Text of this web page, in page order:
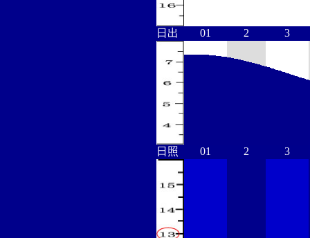
日出 01 2 3
日照 01 2 3